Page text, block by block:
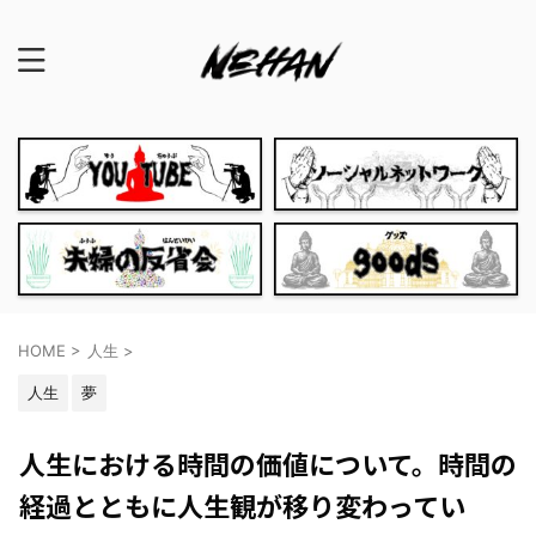
HOME > 人生 >
人生 夢
人生における時間の価値について。時間の
経過とともに人生観が移り変わってい